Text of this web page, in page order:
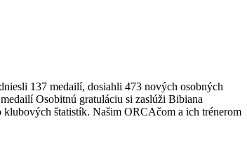
137 medailí, dosiahli 473 nových osobných
Osobitnú gratuláciu si zaslúži Bibiana
štatistík. Našim ORCAčom a ich trénerom